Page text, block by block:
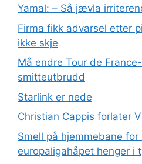
Yamal: – Så jævla
Firma fikk advarsel etter
ikke skje
Må endre Tour de
smitteutbrudd
Starlink er nede
Christian Cappis forlater
Smell på hjemmebane
europaligahåpet henger i